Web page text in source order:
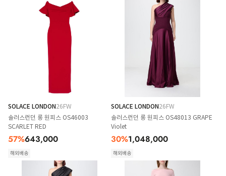
SOLACE LONDON26FW
솔러스런던 롱 원피스 OS46003
SCARLET RED
57%643,000
해외배송
SOLACE LONDON26FW
솔러스런던 롱 원피스 OS48013 GRAPE
Violet
30%1,048,000
해외배송